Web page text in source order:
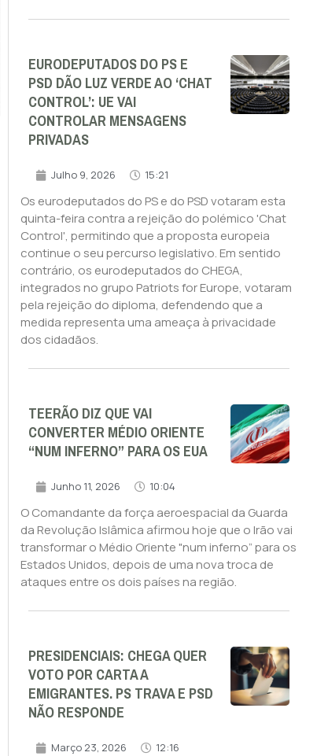
EURODEPUTADOS DO PS E
PSD DÃO LUZ VERDE AO ‘CHAT
CONTROL’: UE VAI
CONTROLAR MENSAGENS
PRIVADAS
Julho 9, 2026 15:21
Os eurodeputados do PS e do PSD votaram esta
quinta-feira contra a rejeição do polémico 'Chat
Control', permitindo que a proposta europeia
continue o seu percurso legislativo. Em sentido
contrário, os eurodeputados do CHEGA,
integrados no grupo Patriots for Europe, votaram
pela rejeição do diploma, defendendo que a
medida representa uma ameaça à privacidade
dos cidadãos.
TEERÃO DIZ QUE VAI
CONVERTER MÉDIO ORIENTE
“NUM INFERNO” PARA OS EUA
Junho 11, 2026 10:04
O Comandante da força aeroespacial da Guarda
da Revolução Islâmica afirmou hoje que o Irão vai
transformar o Médio Oriente "num inferno” para os
Estados Unidos, depois de uma nova troca de
ataques entre os dois países na região.
PRESIDENCIAIS: CHEGA QUER
VOTO POR CARTA A
EMIGRANTES. PS TRAVA E PSD
NÃO RESPONDE
Março 23, 2026 12:16